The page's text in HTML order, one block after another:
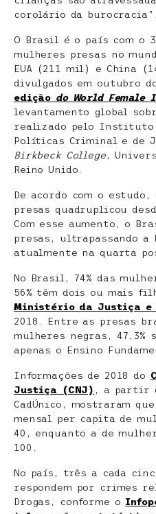
corolário da burocracia”.
O Brasil é o país com o
mulheres presas no
EUA (211 mil) e China
divulgados em outubro
edição do World Female
levantamento global
realizado pelo Instituto
Políticas Criminal e de
Birkbeck College,
Reino Unido.
De acordo com o
presas quadruplicou
Com esse aumento, o
presas, ultrapassando a
atualmente na quarta
No Brasil, 74% das
56% têm dois ou mais
Ministério da Justiça e
2018. Entre as presas
mulheres negras, 47,3%
apenas o Ensino
Informações de 2018 do
Justiça (CNJ) , a partir
CadÚnico, mostraram
mensal per capita de
40, enquanto a de
100.
No país, três a cada
respondem por crimes
Drogas, conforme o